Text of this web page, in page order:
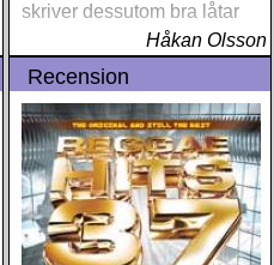
skriver dessutom bra låtar
Håkan Olsson
Recension